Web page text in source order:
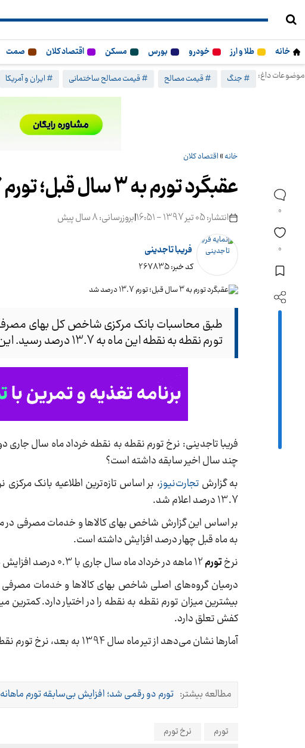
خانه طلا و ارز خودرو بورس مسکن اقتصاد کلان صمت
موضوعات داغ:
# جنگ # قیمت مصالح # قیمت مصالح ساختمانی # ایران و آمریکا
0
0
خانه» اقتصاد کلان
عقبگرد تورم به 3 سال قبل؛ تورم 13.7 درصد شد
انتشار: 05 تیر 1397 - 16:51 |بروزرسانی: 8 سال پیش
فریبا تاجدینی
کد خبر: 267835
تورم نقطه به نقطه این ماه به 13.7 درصد رسید. این نرخ تورم از تیر ماه سال 1394 به بعد بی‌سابقه بوده است.
چند سال اخیر سابقه داشته است؟
به گزارش تجارت‌نیوز
13.7 درصد اعلام شد.
به ماه قبل چهار درصد افزایش داشته است.
نرختورم
کفش تعلق دارد.
آمارها نشان می‌دهد از تیر ماه سال 1394 به بعد، نرخ تورم نقطه به نقطه خرداد ماه سال جاری (
مطالعه بیشتر: تورم دو رقمی شد؛ افزایش بی‌سابقه تورم ماهانه
تورم نرخ تورم